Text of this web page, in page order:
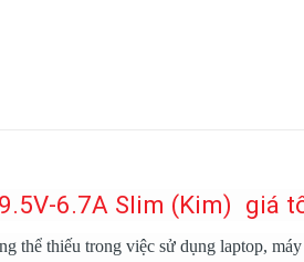
6.7A Slim (Kim) giá
thể thiếu trong việc sử dụng laptop,